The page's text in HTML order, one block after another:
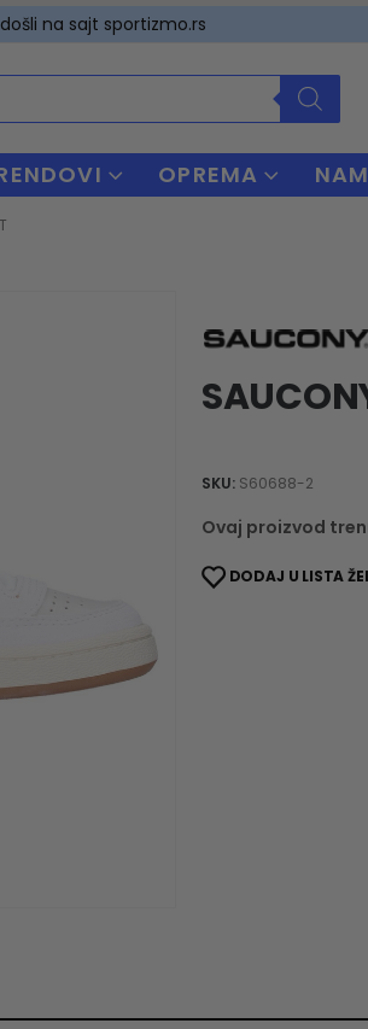
na sajt sportizmo.rs
OPREMA
SKU: S60688-2
Ovaj proizvod
DODAJ U LISTA